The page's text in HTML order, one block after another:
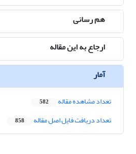
هم رسانی
ارجاع به این مقاله
آمار
تعداد مشاهده مقاله 582
تعداد دریافت فایل اصل مقاله 858